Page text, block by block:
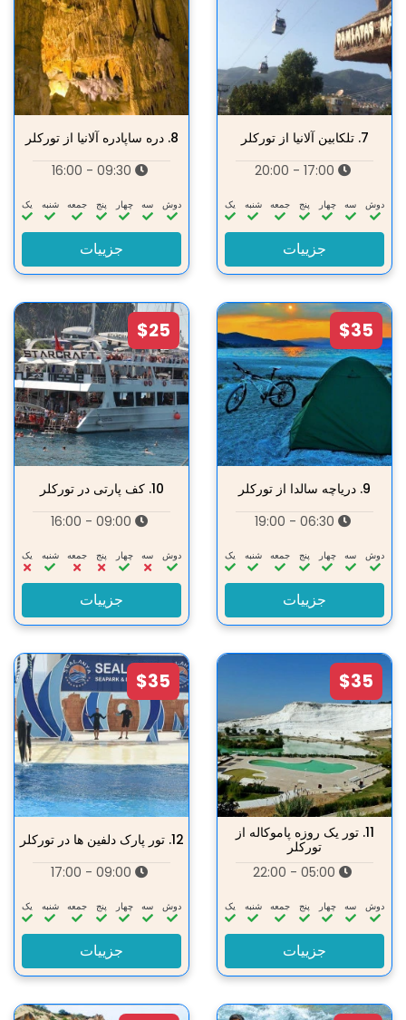
7. تلکابین آلانیا از تورکلر
دوش سه‌ چهار پنج جمعه شنبه یک
جزییات
8. دره ساپادره آلانیا از تورکلر
دوش سه‌ چهار پنج جمعه شنبه یک
جزییات
$35
9. دریاچه سالدا از تورکلر
دوش سه‌ چهار پنج جمعه شنبه یک
جزییات
$25
10. کف پارتی در تورکلر
دوش سه‌ چهار پنج جمعه شنبه یک
جزییات
$35
11. تور یک روزه پاموکاله از
تورکلر
دوش سه‌ چهار پنج جمعه شنبه یک
جزییات
$35
12. تور پارک دلفین ها در تورکلر
دوش سه‌ چهار پنج جمعه شنبه یک
جزییات